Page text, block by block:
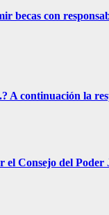
con
continuación la
Consejo del